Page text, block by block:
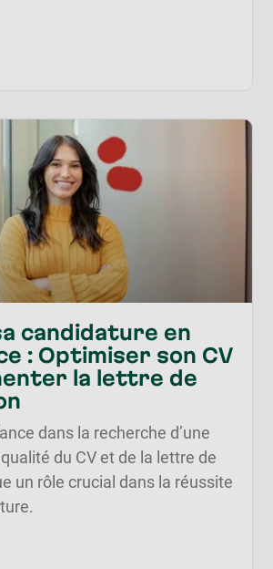
candidature en
: Optimiser son CV
la lettre de
dans la recherche d’une
du CV et de la lettre de
un rôle crucial dans la réussite